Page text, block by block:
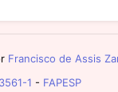
Francisco de Assis
1 - FAPESP